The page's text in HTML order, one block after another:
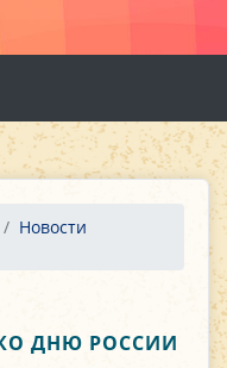
Новости
ДНЮ РОССИИ